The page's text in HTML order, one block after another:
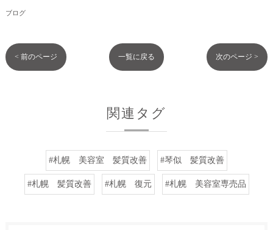
ブログ
< 前のページ 一覧に戻る 次のページ >
関連タグ
#札幌 美容室 髪質改善 #琴似 髪質改善
#札幌 髪質改善 #札幌 復元 #札幌 美容室専売品